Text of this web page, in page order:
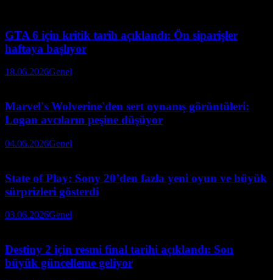
GTA 6 için kritik tarih açıklandı: Ön siparişler
haftaya başlıyor
18.06.2026Genel
Marvel's Wolverine'den sert oynanış görüntüleri:
Logan avcıların peşine düşüyor
04.06.2026Genel
State of Play: Sony 20’den fazla yeni oyun ve büyük
sürprizleri gösterdi
03.06.2026Genel
Destiny 2 için resmi final tarihi açıklandı: Son
büyük güncelleme geliyor